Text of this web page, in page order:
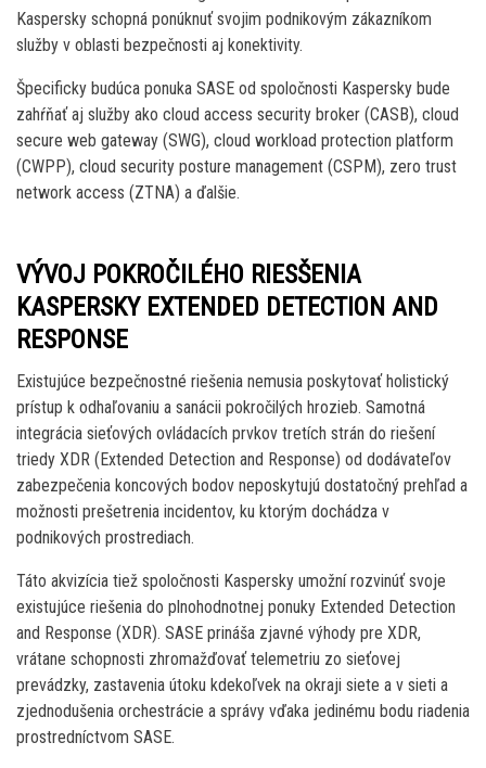
Kaspersky schopná ponúknuť svojim podnikovým zákazníkom
služby v oblasti bezpečnosti aj konektivity.
Špecificky budúca ponuka SASE od spoločnosti Kaspersky bude
zahŕňať aj služby ako cloud access security broker (CASB), cloud
secure web gateway (SWG), cloud workload protection platform
(CWPP), cloud security posture management (CSPM), zero trust
network access (ZTNA) a ďalšie.
VÝVOJ POKROČILÉHO RIESŠENIA
KASPERSKY EXTENDED DETECTION AND
RESPONSE
Existujúce bezpečnostné riešenia nemusia poskytovať holistický
prístup k odhaľovaniu a sanácii pokročilých hrozieb. Samotná
integrácia sieťových ovládacích prvkov tretích strán do riešení
triedy XDR (Extended Detection and Response) od dodávateľov
zabezpečenia koncových bodov neposkytujú dostatočný prehľad a
možnosti prešetrenia incidentov, ku ktorým dochádza v
podnikových prostrediach.
Táto akvizícia tiež spoločnosti Kaspersky umožní rozvinúť svoje
existujúce riešenia do plnohodnotnej ponuky Extended Detection
and Response (XDR). SASE prináša zjavné výhody pre XDR,
vrátane schopnosti zhromažďovať telemetriu zo sieťovej
prevádzky, zastavenia útoku kdekoľvek na okraji siete a v sieti a
zjednodušenia orchestrácie a správy vďaka jedinému bodu riadenia
prostredníctvom SASE.